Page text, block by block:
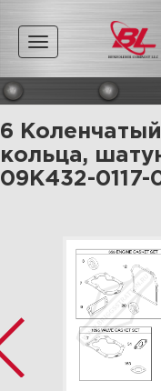
Toggle
navigation
6
кольца,
09K432-0117-